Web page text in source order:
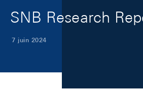
SNB Research
7 juin 2024